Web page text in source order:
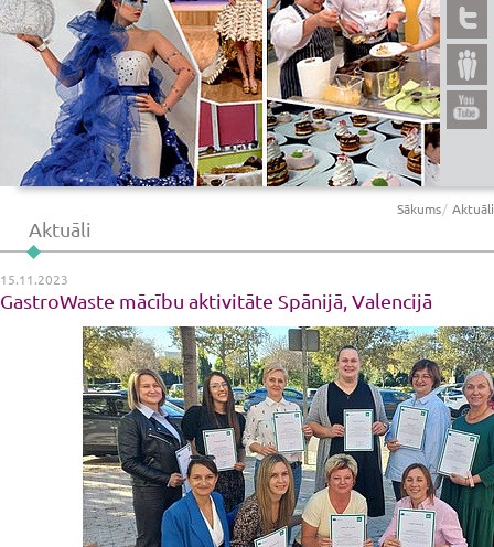
Sākums Aktuāli
Aktuāli
15.11.2023
GastroWaste mācību aktivitāte Spānijā, Valencijā